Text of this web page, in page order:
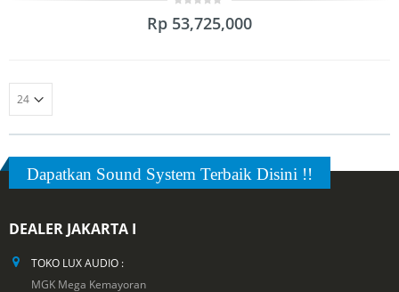
out
Rp 53,725,000
Dapatkan Sound System Terbaik Disini !!
DEALER JAKARTA I
TOKO LUX AUDIO :
MGK Mega Kemayoran